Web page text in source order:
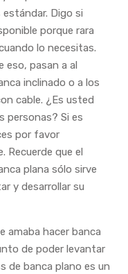
estándar. Digo si
porque rara
lo necesitas.
eso, pasan a al
inclinado o a los
cable. ¿Es usted
personas? Si es
por favor
Recuerde que el
plana sólo sirve
y desarrollar su
amaba hacer banca
de poder levantar
de banca plano es un